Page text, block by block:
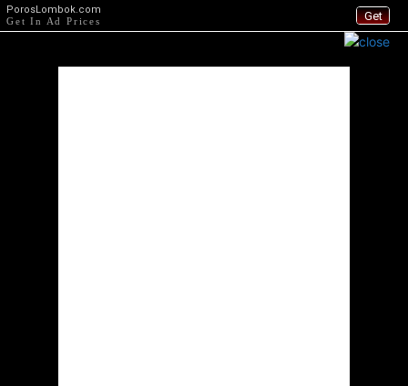
Get
PorosLombok.com
Get In Ad Prices